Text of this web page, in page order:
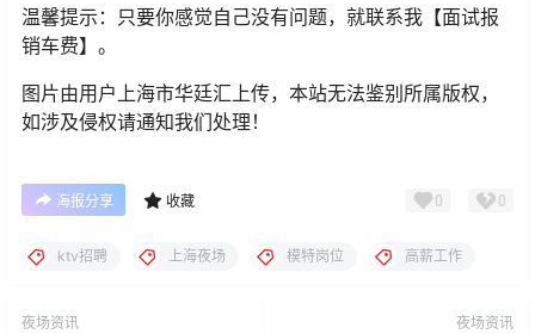
温馨提示：只要你感觉自己没有问题，就联系我【面试报
销车费】。
图片由用户上海市华廷汇上传，本站无法鉴别所属版权，
如涉及侵权请通知我们处理！
海报分享 收藏 0 0
ktv招聘 上海夜场 模特岗位 高薪工作
夜场资讯 夜场资讯